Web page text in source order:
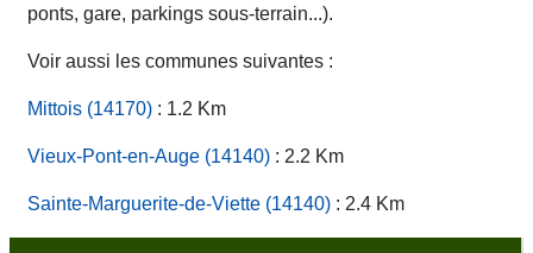
ponts, gare, parkings sous-terrain...).
Voir aussi les communes suivantes :
Mittois (14170) : 1.2 Km
Vieux-Pont-en-Auge (14140) : 2.2 Km
Sainte-Marguerite-de-Viette (14140) : 2.4 Km